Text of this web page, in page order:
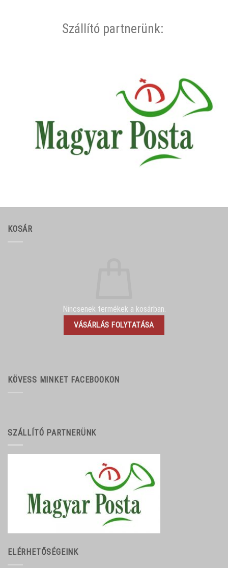
Szállító partnerünk:
KOSÁR
Nincsenek termékek a kosárban.
VÁSÁRLÁS FOLYTATÁSA
KÖVESS MINKET FACEBOOKON
SZÁLLÍTÓ PARTNERÜNK
ELÉRHETŐSÉGEINK